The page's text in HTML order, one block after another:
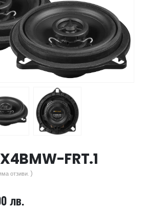
FRT.1
отзиви. )
лв.